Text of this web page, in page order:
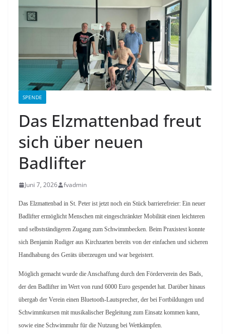
SPENDE
Das Elzmattenbad freut
sich über neuen
Badlifter
Juni 7, 2026 fvadmin
Das Elzmattenbad in St. Peter ist jetzt noch ein Stück barrierefreier: Ein neuer
Badlifter ermöglicht Menschen mit eingeschränkter Mobilität einen leichteren
und selbstständigeren Zugang zum Schwimmbecken. Beim Praxistest konnte
sich Benjamin Rudiger aus Kirchzarten bereits von der einfachen und sicheren
Handhabung des Geräts überzeugen und war begeistert.
Möglich gemacht wurde die Anschaffung durch den Förderverein des Bads,
der den Badlifter im Wert von rund 6000 Euro gespendet hat. Darüber hinaus
übergab der Verein einen Bluetooth-Lautsprecher, der bei Fortbildungen und
Schwimmkursen mit musikalischer Begleitung zum Einsatz kommen kann,
sowie eine Schwimmuhr für die Nutzung bei Wettkämpfen.